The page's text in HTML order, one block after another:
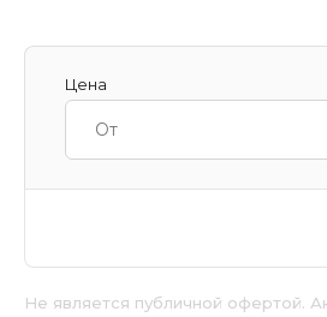
Цена
Не является публичной офертой.